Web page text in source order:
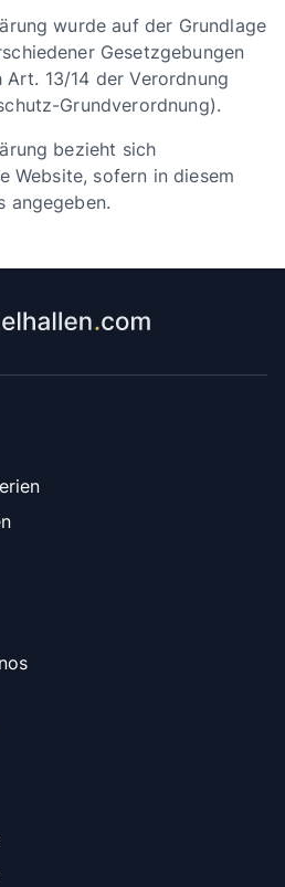
wurde auf der Grundlage
Gesetzgebungen
13/14 der Verordnung
Grundverordnung).
bezieht sich
Website, sofern in diesem
angegeben.